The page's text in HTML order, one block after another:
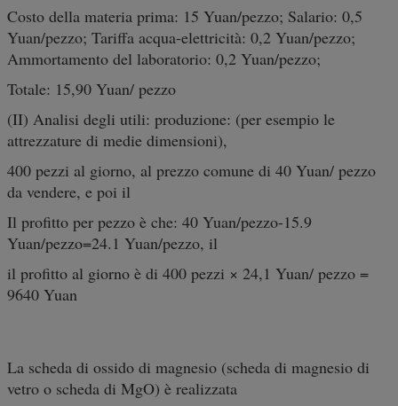
Costo della materia prima: 15 Yuan/pezzo; Salario: 0,5
Yuan/pezzo; Tariffa acqua-elettricità: 0,2 Yuan/pezzo;
Ammortamento del laboratorio: 0,2 Yuan/pezzo;
Totale: 15,90 Yuan/ pezzo
(II) Analisi degli utili: produzione: (per esempio le
attrezzature di medie dimensioni),
400 pezzi al giorno, al prezzo comune di 40 Yuan/ pezzo
da vendere, e poi il
Il profitto per pezzo è che: 40 Yuan/pezzo-15.9
Yuan/pezzo=24.1 Yuan/pezzo, il
il profitto al giorno è di 400 pezzi × 24,1 Yuan/ pezzo =
9640 Yuan
La scheda di ossido di magnesio (scheda di magnesio di
vetro o scheda di MgO) è realizzata